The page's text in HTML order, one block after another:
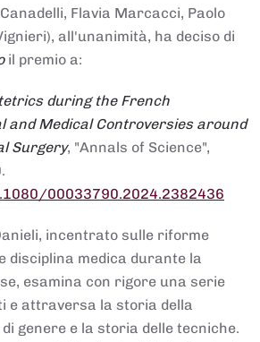
Flavia Marcacci, Paolo
all'unanimità, ha deciso di
il premio a:
during the French
and Medical Controversies around
Surgery, "Annals of Science",
00033790.2024.2382436
incentrato sulle riforme
disciplina medica durante la
esamina con rigore una serie
e attraversa la storia della
genere e la storia delle tecniche.